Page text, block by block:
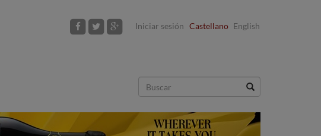
Iniciar sesión Castellano English